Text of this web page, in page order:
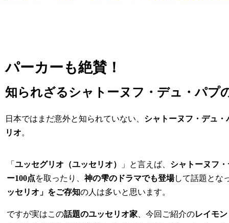
パーカーも絶賛！
知られざるシャトーヌフ・デュ・パプ
日本ではまだ意外と知られていない、 シャトーヌフ・デュ
リオ。
「 ユッセグリオ（ユッセリオ） 」と言えば、 シャトーヌフ
ー100点を取ったり、神の雫のドラマでも登場して話題とな
ッセリオ」をご存知の人は多いと思います。
ですが実はこの話題のユッセリオ家 、今回ご紹介のレイモ